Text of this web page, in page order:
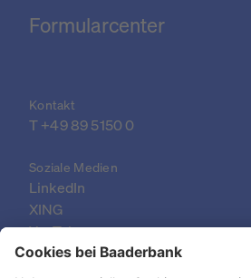
Formularcenter
Kontakt
T +49 89 5150 0
Soziale Medien
LinkedIn
XING
YouTube